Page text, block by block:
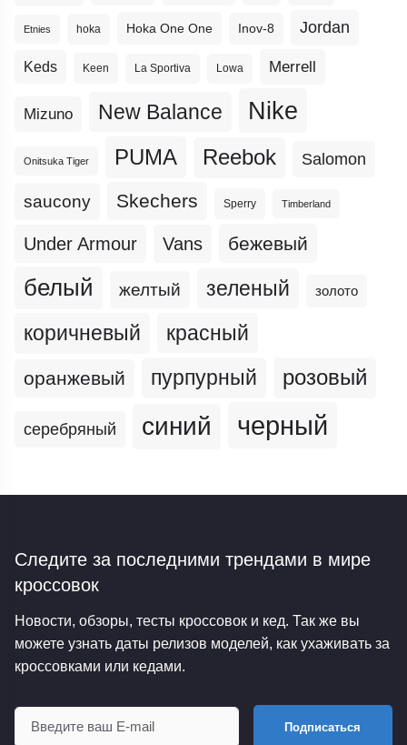
Etnies hoka Hoka One One Inov-8 Jordan
Keds Keen La Sportiva Lowa Merrell
Mizuno New Balance Nike
Onitsuka Tiger PUMA Reebok Salomon
saucony Skechers Sperry Timberland
Under Armour Vans бежевый
белый желтый зеленый золото
коричневый красный
оранжевый пурпурный розовый
серебряный синий черный
Следите за последними трендами в мире
кроссовок
Новости, обзоры, тесты кроссовок и кед. Так же вы
можете узнать даты релизов моделей, как ухаживать за
кроссовками или кедами.
Подписаться